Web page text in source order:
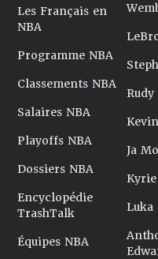
Les Français en
NBA
Programme NBA
Classements NBA
Salaires NBA
Playoffs NBA
Dossiers NBA
Encyclopédie
TrashTalk
Équipes NBA
Ja
Luka